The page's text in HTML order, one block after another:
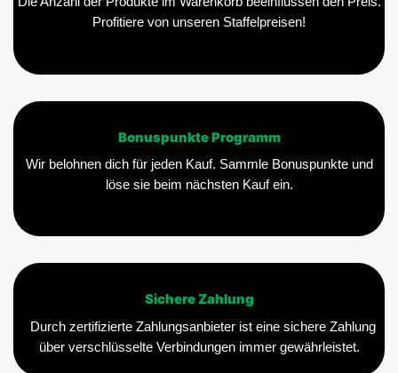
Profitiere von unseren Staffelpreisen!
Bonuspunkte Programm
Wir belohnen dich für jeden Kauf. Sammle Bonuspunkte und
löse sie beim nächsten Kauf ein.
Sichere Zahlung
Durch zertifizierte Zahlungsanbieter ist eine sichere Zahlung
über verschlüsselte Verbindungen immer gewährleistet.